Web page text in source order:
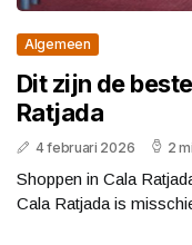
Algemeen
Dit zijn de
Ratjada
4 februari 2026 2
Shoppen in Cala
Cala Ratjada is